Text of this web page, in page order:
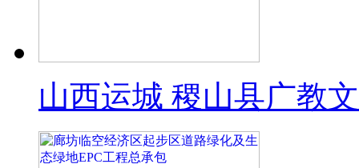
山西运城 稷山县广教